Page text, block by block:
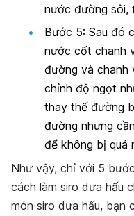
nước đường sôi,
Bước 5: Sau đó
nước cốt chanh
đường và
chỉnh độ ngọt
thay thế đường
đường nhưng
để không bị quá
Như vậy, chỉ với 5
cách làm siro dưa hấu
món siro dưa hấu, bạn